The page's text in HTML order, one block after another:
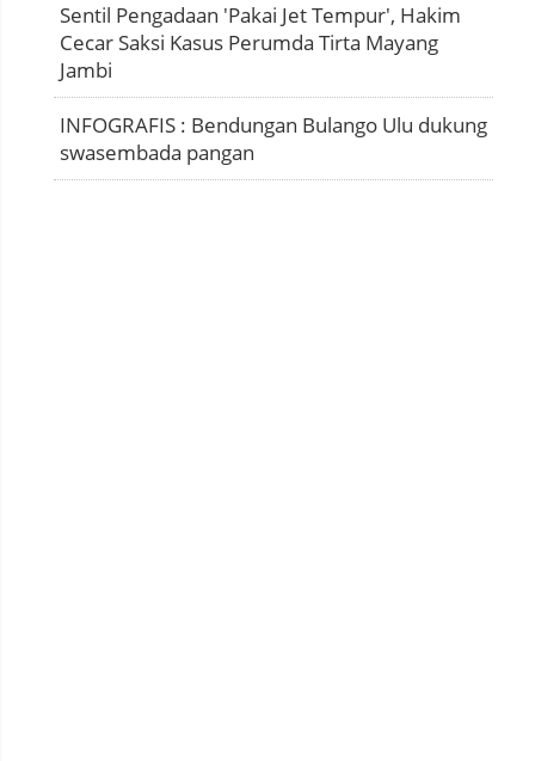
Sentil Pengadaan 'Pakai Jet Tempur', Hakim
Cecar Saksi Kasus Perumda Tirta Mayang
Jambi
INFOGRAFIS : Bendungan Bulango Ulu dukung
swasembada pangan